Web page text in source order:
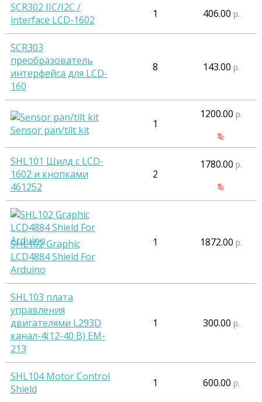
SCR302 IIC/I2C /
interface LCD-1602
1 406.00 р.
SCR303
преобразователь
интерфейса для LCD-
160
8 143.00 р.
Sensor pan/tilt kit 1
1200.00 р.
SHL101 Шилд с LCD-
1602 и кнопками
461252
2
1780.00 р.
SHL102 Graphic
LCD4884 Shield For
Arduino
1 1872.00 р.
SHL103 плата
управления
двигателями L293D
канал-4(12-40 В) EM-
213
1 300.00 р.
SHL104 Motor Control
Shield
1 600.00 р.